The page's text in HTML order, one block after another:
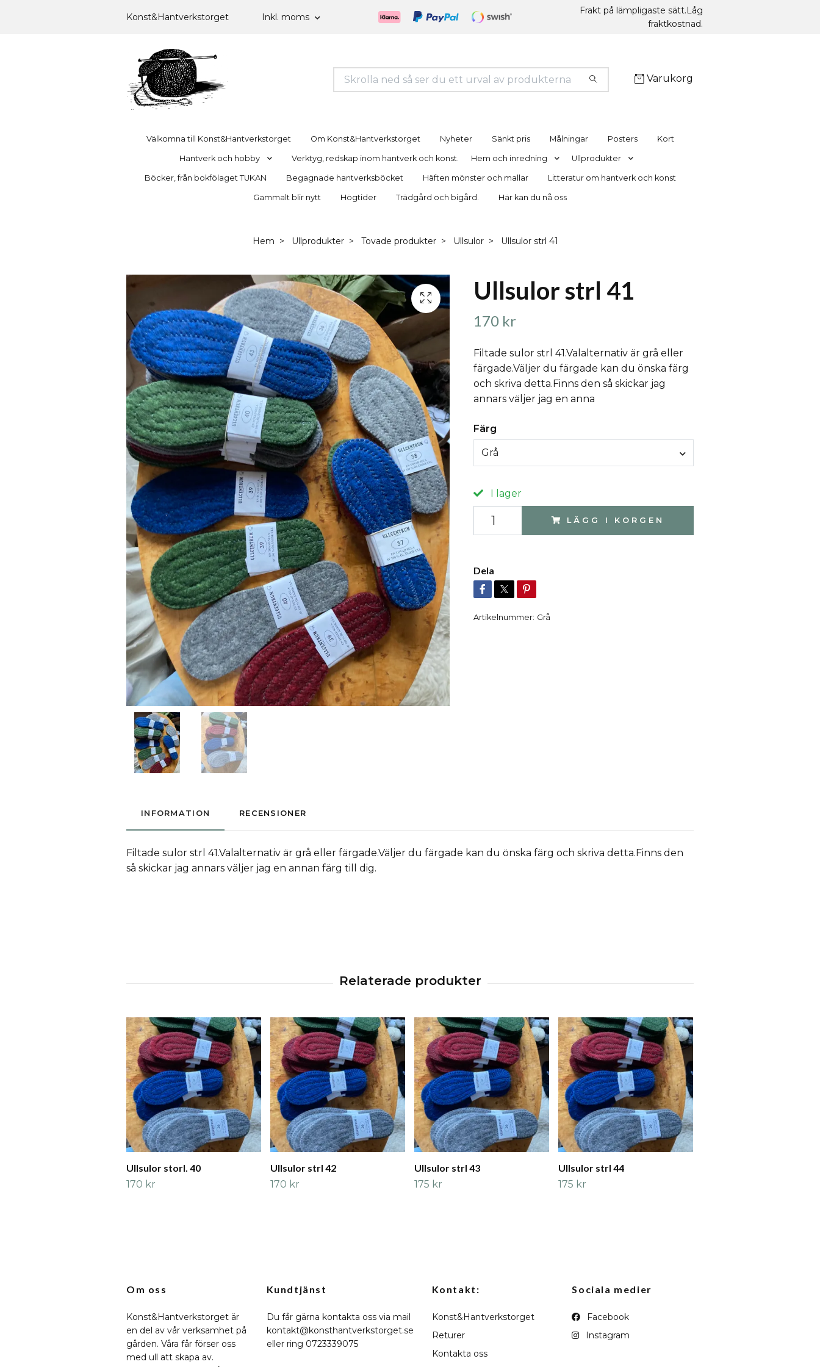
Konst&Hantverkstorget Inkl. moms
Frakt på lämpligaste sätt.Låg
fraktkostnad.
Varukorg
Välkomna till Konst&Hantverkstorget Om Konst&Hantverkstorget Nyheter Sänkt pris Målningar Posters Kort
Hantverk och hobby Verktyg, redskap inom hantverk och konst. Hem och inredning Ullprodukter
Böcker, från bokfölaget TUKAN Begagnade hantverksböcket Häften mönster och mallar Litteratur om hantverk och konst
Gammalt blir nytt Högtider Trädgård och bigård. Här kan du nå oss
Hem Ullprodukter Tovade produkter Ullsulor Ullsulor strl 41
Ullsulor strl 41
170 kr
Filtade sulor strl 41.Valalternativ är grå eller
färgade.Väljer du färgade kan du önska färg
och skriva detta.Finns den så skickar jag
annars väljer jag en anna
Färg
Grå
I lager
LÄGG I KORGEN
Dela
Artikelnummer: Grå
INFORMATION RECENSIONER
Filtade sulor strl 41.Valalternativ är grå eller färgade.Väljer du färgade kan du önska färg och skriva detta.Finns den
så skickar jag annars väljer jag en annan färg till dig.
Ullsulor storl. 40
170 kr
Ullsulor strl 42
170 kr
Ullsulor strl 43
175 kr
Ullsulor strl 44
175 kr
Om oss
Konst&Hantverkstorget är
en del av vår verksamhet på
gården. Våra får förser oss
med ull att skapa av.
Kundtjänst
Du får gärna kontakta oss via mail
kontakt@konsthantverkstorget.se
eller ring 0723339075
Kontakt:
Konst&Hantverkstorget
Returer
Kontakta oss
Sociala medier
Facebook
Instagram